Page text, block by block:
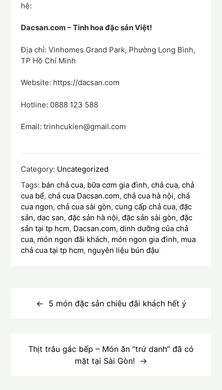
hệ:
Dacsan.com – Tinh hoa đặc sản Việt!
Địa chỉ: Vinhomes Grand Park, Phường Long Bình,
TP Hồ Chí Minh
Website: https://dacsan.com
Hotline: 0888 123 588
Email: trinhcukien@gmail.com
Category: Uncategorized
Tags: bán chả cua, bữa cơm gia đình,chả cua,chả
cua bể,chả cua Dacsan.com,chả cua hà nội,chả
cua ngon,chả cua sài gòn,cung cấp chả cua,đặc
sản,dac san,đặc sản hà nội,đặc sản sài gòn,đặc
sản tại tp hcm, Dacsan.com,dinh dưỡng của chả
cua, món ngon đãi khách, món ngon gia đình, mua
chả cua tại tp hcm, nguyên liệu bún đậu
hướng
5 món đặc sản chiêu đãi khách hết ý
Thịt trâu gác bếp – Món ăn “trứ danh” đã có
mặt tại Sài Gòn!